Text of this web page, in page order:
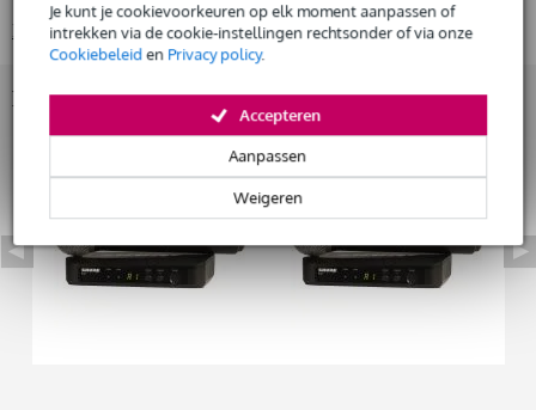
Je kunt je cookievoorkeuren op elk moment aanpassen of
intrekken via de cookie-instellingen rechtsonder of via onze
Cookiebeleiden Privacy policy.
Weigeren
Aanpassen
Accepteren
Bekijk alle productspecificaties
Bekijk ook eens (2)